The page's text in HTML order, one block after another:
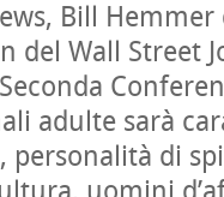
Bill
del Wall Street
adulte sarà
personalità di